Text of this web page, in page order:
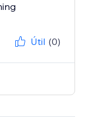
Útil (0)